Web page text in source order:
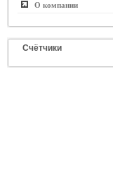
О компании
Счётчики